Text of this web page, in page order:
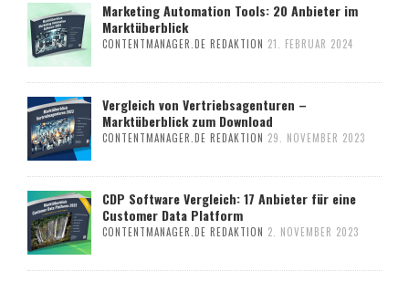
Marketing Automation Tools: 20 Anbieter im
Marktüberblick
CONTENTMANAGER.DE REDAKTION 21. FEBRUAR 2024
Vergleich von Vertriebsagenturen –
Marktüberblick zum Download
CONTENTMANAGER.DE REDAKTION 29. NOVEMBER 2023
CDP Software Vergleich: 17 Anbieter für eine
Customer Data Platform
CONTENTMANAGER.DE REDAKTION 2. NOVEMBER 2023